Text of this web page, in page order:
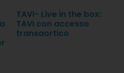
TAVI- Live in the box:
TAVI con accesso
transaortico